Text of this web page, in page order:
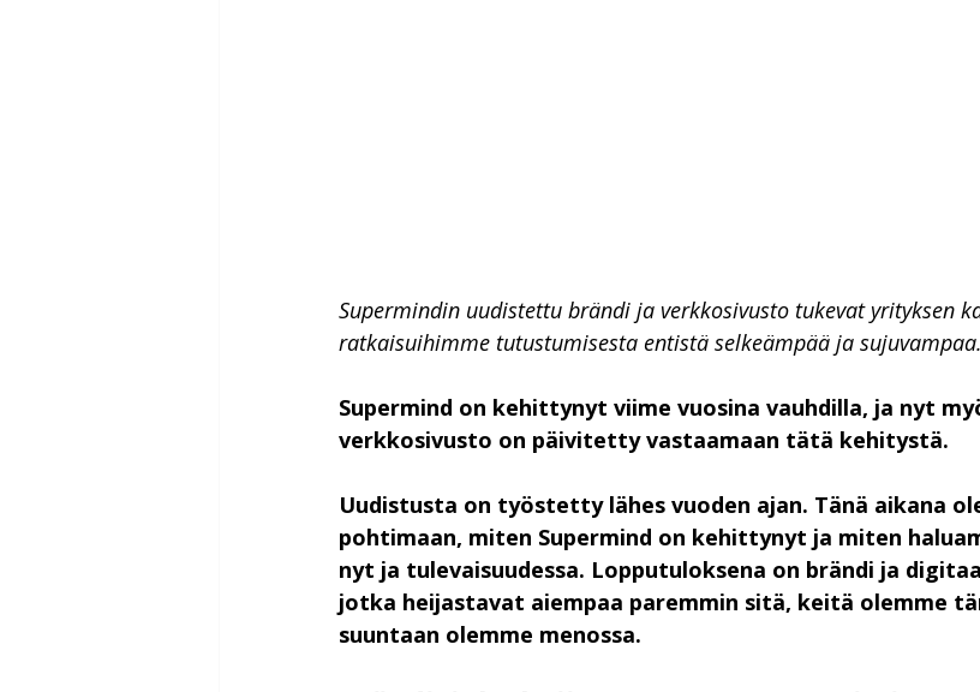
Supermindin uudistettu brändi ja verkkosivusto tukevat yrityksen
ratkaisuihimme tutustumisesta entistä selkeämpää ja sujuvampaa.
Supermind on kehittynyt viime vuosina vauhdilla, ja nyt
verkkosivusto on päivitetty vastaamaan tätä kehitystä.
Uudistusta on työstetty lähes vuoden ajan. Tänä aikana
pohtimaan, miten Supermind on kehittynyt ja miten
nyt ja tulevaisuudessa. Lopputuloksena on brändi ja
jotka heijastavat aiempaa paremmin sitä, keitä olemme
suuntaan olemme menossa.